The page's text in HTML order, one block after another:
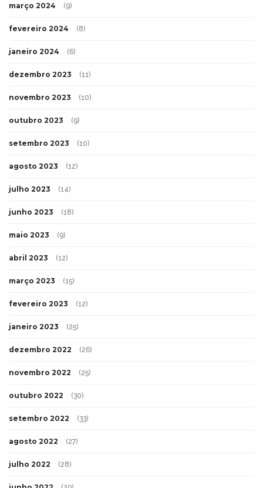
março 2024 (9)
fevereiro 2024 (8)
janeiro 2024 (6)
dezembro 2023 (11)
novembro 2023 (10)
outubro 2023 (9)
setembro 2023 (10)
agosto 2023 (12)
julho 2023 (14)
junho 2023 (18)
maio 2023 (9)
abril 2023 (12)
março 2023 (15)
fevereiro 2023 (12)
janeiro 2023 (25)
dezembro 2022 (26)
novembro 2022 (25)
outubro 2022 (30)
setembro 2022 (33)
agosto 2022 (27)
julho 2022 (28)